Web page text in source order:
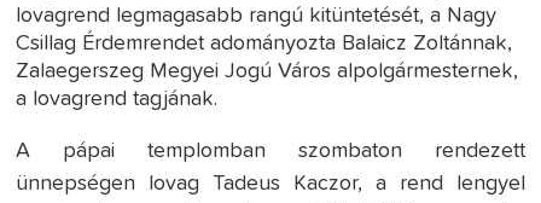
lovagrend legmagasabb rangú kitüntetését, a Nagy
Csillag Érdemrendet adományozta Balaicz Zoltánnak,
Zalaegerszeg Megyei Jogú Város alpolgármesternek,
a lovagrend tagjának.
A pápai templomban szombaton rendezett
ünnepségen lovag Tadeus Kaczor, a rend lengyel